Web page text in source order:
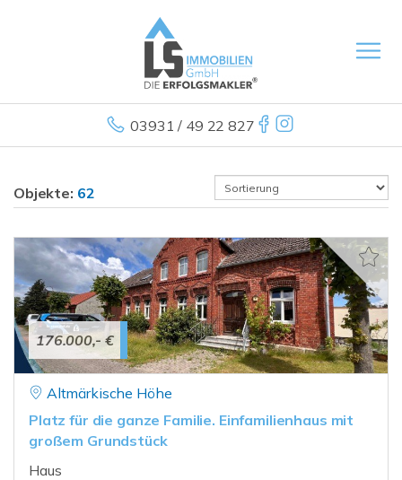
03931 / 49 22 827
Objekte: 62
176.000,- €
Altmärkische Höhe
Platz für die ganze Familie. Einfamilienhaus mit
großem Grundstück
Haus